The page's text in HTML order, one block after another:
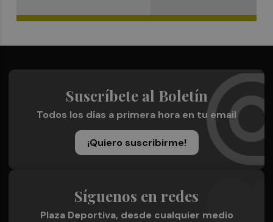
Suscríbete al Boletín
Todos los días a primera hora en tu email
¡Quiero suscribirme!
Síguenos en redes
Plaza Deportiva, desde cualquier medio